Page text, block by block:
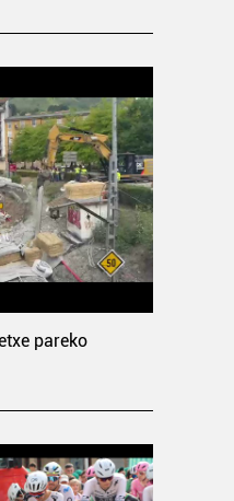
pareko